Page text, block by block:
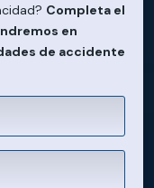
Completa el
en
de accidente